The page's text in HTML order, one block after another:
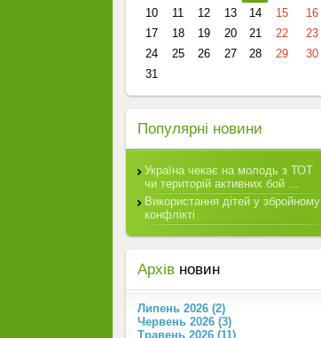
10
11 12 13 14 15
16
17
18 19 20 21 22
23
24
25 26 27 28 29
30
31
Популярні новини
Україна чекає на молодь з ТОТ
чи територій активних бой ...
Використання дітей у збройному
конфлікті
Архів новин
Липень 2026 (2)
Червень 2026 (3)
Травень 2026 (11)